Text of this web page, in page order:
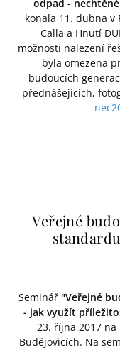
odpad -
konala 11. dubna v
Calla a Hnutí
možnosti nalezení
byla omezena
budoucích
přednášejících,
Veřejné
Seminář "Veřejné
- jak využít
23. října 2017 na
Budějovicích. Na